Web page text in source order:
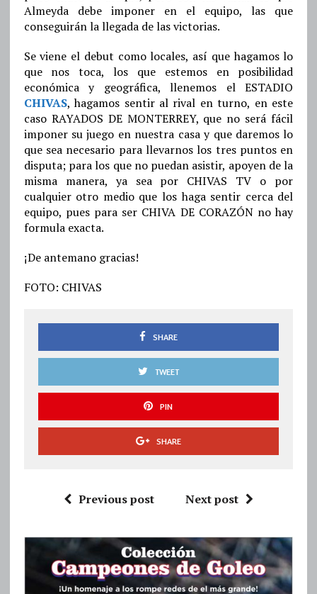
Almeyda debe imponer en el equipo, las que
conseguirán la llegada de las victorias.
Se viene el debut como locales, así que hagamos lo
que nos toca, los que estemos en posibilidad
económica y geográfica, llenemos el ESTADIO
CHIVAS, hagamos sentir al rival en turno, en este
caso RAYADOS DE MONTERREY, que no será fácil
imponer su juego en nuestra casa y que daremos lo
que sea necesario para llevarnos los tres puntos en
disputa; para los que no puedan asistir, apoyen de la
misma manera, ya sea por CHIVAS TV o por
cualquier otro medio que los haga sentir cerca del
equipo, pues para ser CHIVA DE CORAZÓN no hay
formula exacta.
¡De antemano gracias!
FOTO: CHIVAS
SHARE
TWEET
PIN
SHARE
Previous post Next post